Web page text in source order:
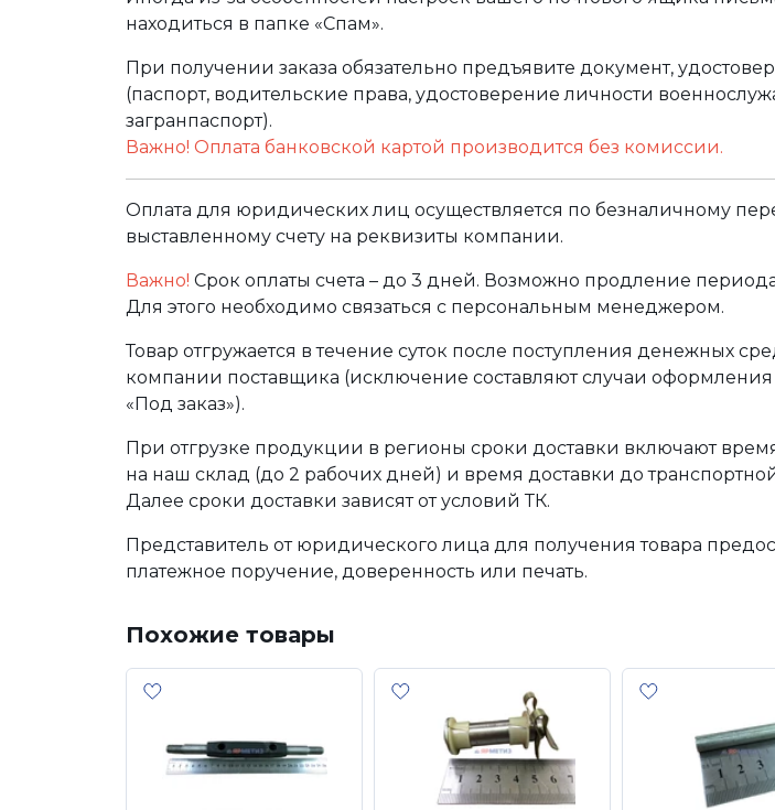
находиться в папке «Спам».
При получении заказа обязательно предъявите документ,
(паспорт, водительские права, удостоверение личности
загранпаспорт).
Важно! Оплата банковской картой производится без комиссии.
Оплата для юридических лиц осуществляется по безналичному
выставленному счету на реквизиты компании.
Важно! Срок оплаты счета – до 3 дней. Возможно продление периода
Для этого необходимо связаться с персональным менеджером.
Товар отгружается в течение суток после поступления денежных
компании поставщика (исключение составляют случаи оформления
«Под заказ»).
При отгрузке продукции в регионы сроки доставки включают
на наш склад (до 2 рабочих дней) и время доставки до
Далее сроки доставки зависят от условий ТК.
Представитель от юридического лица для получения товара
платежное поручение, доверенность или печать.
Похожие товары